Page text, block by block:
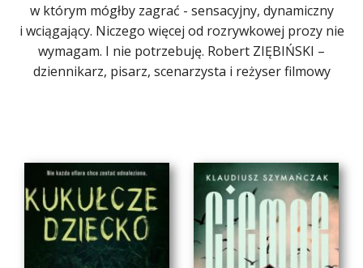
w którym mógłby zagrać - sensacyjny, dynamiczny
i wciągający. Niczego więcej od rozrywkowej prozy nie
wymagam. I nie potrzebuję. Robert ZIĘBIŃSKI –
dziennikarz, pisarz, scenarzysta i reżyser filmowy